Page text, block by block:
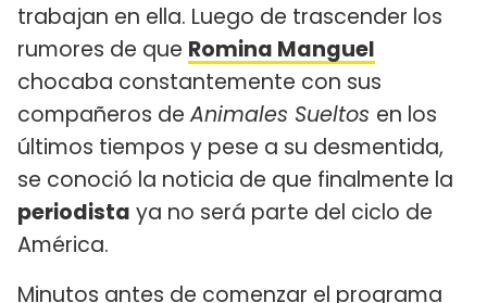
trabajan en ella. Luego de trascender los
rumores de que Romina Manguel
chocaba constantemente con sus
compañeros deAnimales Sueltos en los
últimos tiempos y pese a su desmentida,
se conoció la noticia de que finalmente la
periodista ya no será parte del ciclo de
América.
Minutos antes de comenzar el programa